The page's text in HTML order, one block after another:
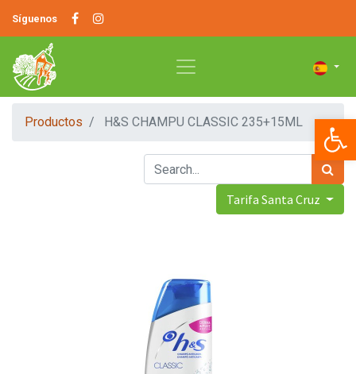
Síguenos
Productos H&S CHAMPU CLASSIC 235+15ML
Tarifa Santa Cruz